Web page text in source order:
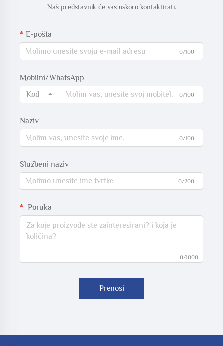
Naš predstavnik će vas uskoro kontaktirati.
E-pošta
0/100
Mobilni/WhatsApp
Kod
0/100
Naziv
0/100
Službeni naziv
0/200
Poruka
0/1000
Prenosi